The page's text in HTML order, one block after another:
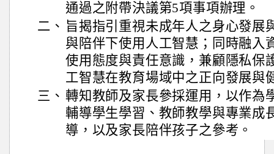
通過之附帶決議第5項事項辦理。
二、 旨揭指引重視未成年人之身心發展
與陪伴下使用人工智慧；同時融入
使用態度與責任意識，兼顧隱私保
工智慧在教育場域中之正向發展與
三、 轉知教師及家長參採運用，以作為
輔導學生學習、教師教學與專業成
導，以及家長陪伴孩子之參考。